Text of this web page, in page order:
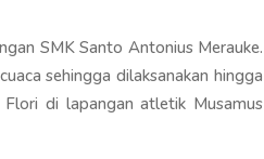
SMK Santo Antonius Merauke.
sehingga dilaksanakan hingga
di lapangan atletik Musamus